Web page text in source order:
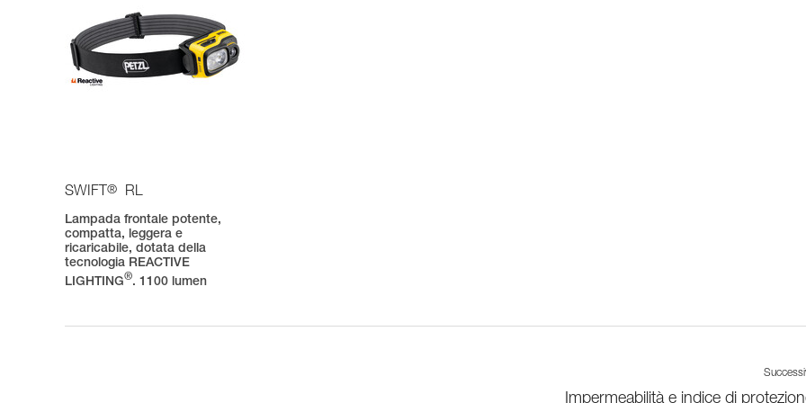
SWIFT ® RL
Lampada frontale potente,
compatta, leggera e
ricaricabile, dotata della
tecnologia REACTIVE
LIGHTING®. 1100 lumen
Impermeabilità e indice di